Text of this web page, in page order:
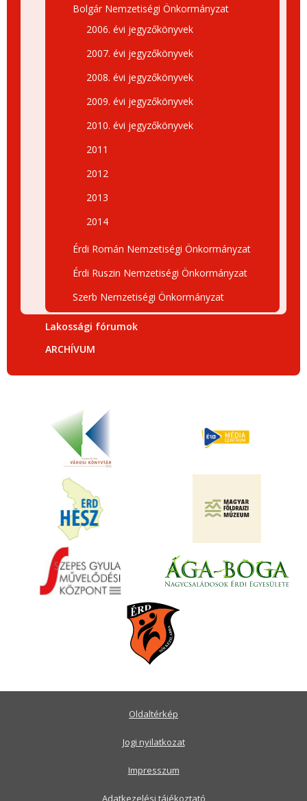
Bolgár Nemzetiségi Önkormányzat
2006. évi jegyzőkönyvek
2007. évi jegyzőkönyvek
2008. évi jegyzőkönyvek
2009. évi jegyzőkönyvek
2010. évi jegyzőkönyvek
2011
2012
2013
2014
Érdi Román Nemzetiségi Önkormányzat
Érdi Ruszin Nemzetiségi Önkormányzat
Szerb Nemzetiségi Önkormányzat
Lakossági fórumok
ARCHÍVUM
Oldaltérkép
Jogi nyilatkozat
Impresszum
Adatkezelési tájékoztató